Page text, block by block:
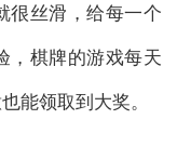
很丝滑，给每一个
，棋牌的游戏每天
能领取到大奖。